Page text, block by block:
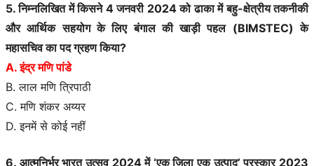
5. निम्नलिखित में किसने 4 जनवरी 2024 को ढाका में बहु-क्षेत्रीय तकनीकी
और आर्थिक सहयोग के लिए बंगाल की खाड़ी पहल (BIMSTEC) के
महासचिव का पद ग्रहण किया?
A. इंद्र मणि पांडे
B. लाल मणि त्रिपाठी
C. मणि शंकर अय्यर
D. इनमें से कोई नहीं
6. आत्मनिर्भर भारत उत्सव 2024 में ‘एक जिला एक उत्पाद’ पुरस्कार 2023